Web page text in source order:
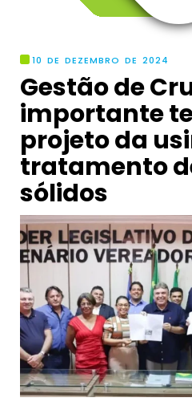
10 DE DEZEMBRO DE 2024
Gestão de
importante
projeto da
tratamento
sólidos